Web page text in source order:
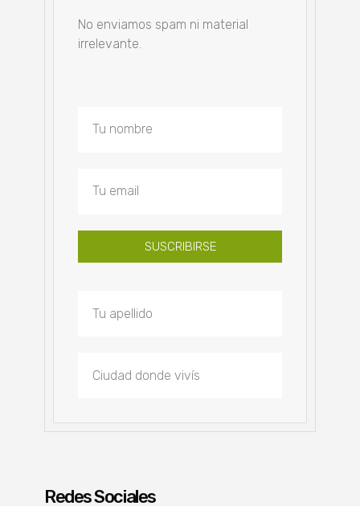
No enviamos spam ni material
irrelevante.
SUSCRIBIRSE
Redes Sociales